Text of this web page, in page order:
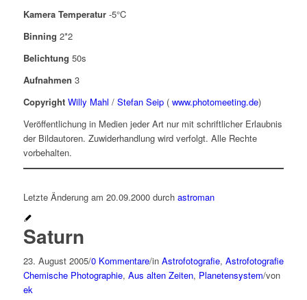
Kamera Temperatur-5°C
Binning 2*2
Belichtung 50s
Aufnahmen 3
Copyright Willy Mahl / Stefan Seip( www.photomeeting.de)
Veröffentlichung in Medien jeder Art nur mit schriftlicher Erlaubnis
der Bildautoren. Zuwiderhandlung wird verfolgt. Alle Rechte
vorbehalten.
Letzte Änderung am 20.09.2000 durch astroman
Saturn
23. August 2005/0 Kommentare/in Astrofotografie, Astrofotografie
Chemische Photographie, Aus alten Zeiten, Planetensystem/von
ek